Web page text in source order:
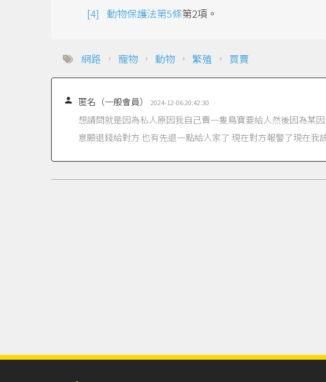
動物保護法第5條第2項。
網路 ， 寵物 ， 動物 ， 繁殖 ， 買賣
 匿名（一般會員） 2024-12-06 20:42:30
想請問就是因為私人原因我自己賣一隻鳥寶要給人然後因為某
意願退錢給對方 也有先退一點給人家了 現在對方報警了現在我